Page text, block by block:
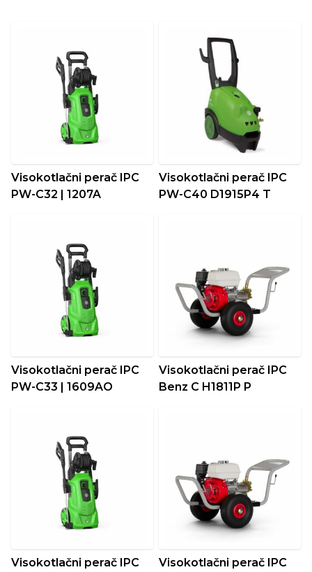
Visokotlačni perač IPC
PW-C32 | 1207A
Visokotlačni perač IPC
PW-C40 D1915P4 T
Visokotlačni perač IPC
PW-C33 | 1609AO
Visokotlačni perač IPC
Benz C H1811P P
Visokotlačni perač IPC
Visokotlačni perač IPC